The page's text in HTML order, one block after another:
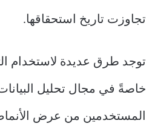
تجاوزت تاريخ استحقاقها.
توجد طرق عديدة لاستخدام
خاصةً في مجال تحليل
المستخدمين من عرض